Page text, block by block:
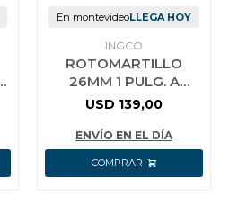
En montevideoLLEGA HOY
INGCO
ROTOMARTILLO
26MM 1 PULG. A
BATERIA P20S 20V
CARGADOR INGCO
USD 139,00
ENVÍO EN EL DÍA